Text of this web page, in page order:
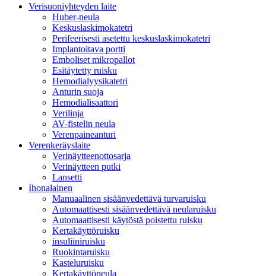
Verisuoniyhteyden laite
Huber-neula
Keskuslaskimokatetri
Perifeerisesti asetettu keskuslaskimokatetri
Implantoitava portti
Emboliset mikropallot
Esitäytetty ruisku
Hemodialyysikatetri
Anturin suoja
Hemodialisaattori
Verilinja
AV-fistelin neula
Verenpaineanturi
Verenkeräyslaite
Verinäytteenottosarja
Verinäytteen putki
Lansetti
Ihonalainen
Manuaalinen sisäänvedettävä turvaruisku
Automaattisesti sisäänvedettävä neularuisku
Automaattisesti käytöstä poistettu ruisku
Kertakäyttöruisku
insuliiniruisku
Ruokintaruisku
Kasteluruisku
Kertakäyttöneula